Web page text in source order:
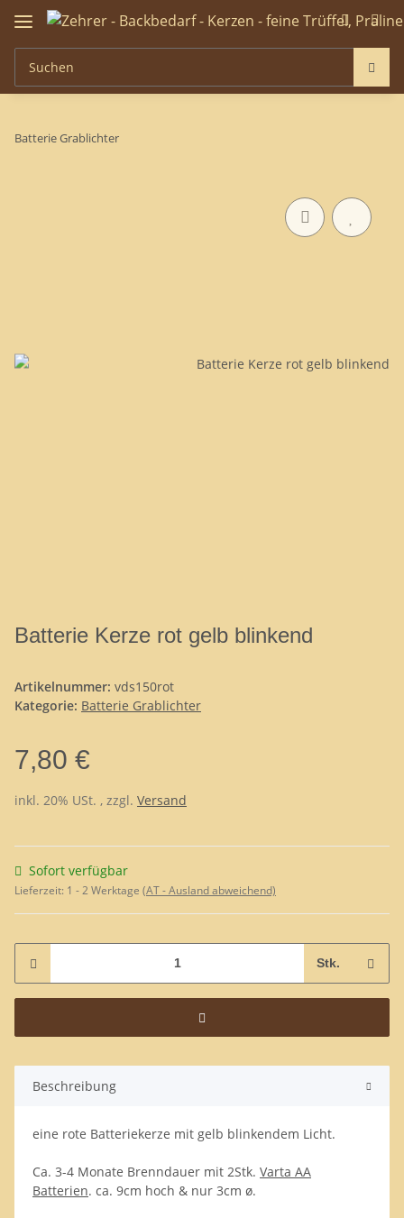
Batterie Grablichter
Batterie Kerze rot gelb blinkend
Artikelnummer: vds150rot
Kategorie: Batterie Grablichter
7,80 €
inkl. 20% USt. , zzgl. Versand
Sofort verfügbar
Lieferzeit: 1 - 2 Werktage (AT - Ausland abweichend)
Stk.
Beschreibung
eine rote Batteriekerze mit gelb blinkendem Licht.
Ca. 3-4 Monate Brenndauer mit 2Stk. Varta AA
Batterien. ca. 9cm hoch & nur 3cm ø.